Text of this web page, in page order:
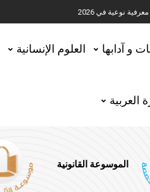
نوعية في 2026
و آدابها العلوم الإنسانية
العربية
الموسوعة القانونية